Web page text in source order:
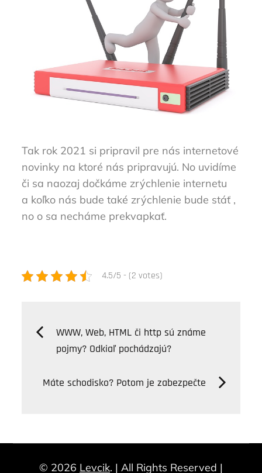
Tak rok 2021 si pripravil pre nás internetové
novinky na ktoré nás pripravujú. No uvidíme
či sa naozaj dočkáme zrýchlenie internetu
a koľko nás bude také zrýchlenie bude stáť ,
no o sa necháme prekvapkať.
4.5/5 - (2 votes)
Navigácia
WWW, Web, HTML či http sú známe
pojmy? Odkiaľ pochádzajú?
Máte schodisko? Potom je zabezpečte
© 2026 Levcik. | All Rights Reserved |